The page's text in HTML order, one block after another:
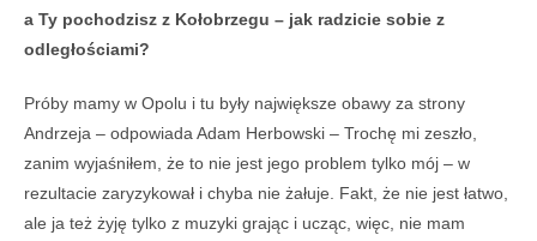
a Ty pochodzisz z Kołobrzegu – jak radzicie sobie z
odległościami?
Próby mamy w Opolu i tu były największe obawy za strony
Andrzeja – odpowiada Adam Herbowski – Trochę mi zeszło,
zanim wyjaśniłem, że to nie jest jego problem tylko mój – w
rezultacie zaryzykował i chyba nie żałuje. Fakt, że nie jest łatwo,
ale ja też żyję tylko z muzyki grając i ucząc, więc, nie mam